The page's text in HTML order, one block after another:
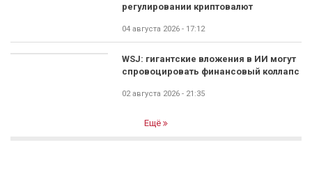
регулировании криптовалют
04 августа 2026 - 17:12
WSJ: гигантские вложения в ИИ могут
спровоцировать финансовый коллапс
02 августа 2026 - 21:35
Ещё